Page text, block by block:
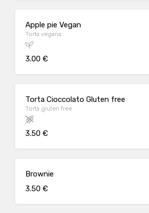
Apple pie Vegan
Torta vegana
3.00 €
Torta Cioccolato Gluten free
Torta gluten free
3.50 €
Brownie
3.50 €